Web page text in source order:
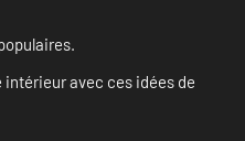
avec ces idées de